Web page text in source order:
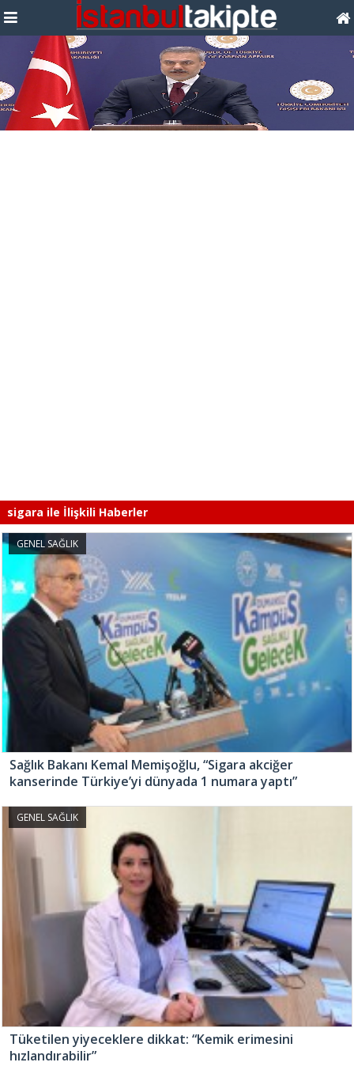
sigara ile İlişkili Haberler
GENEL SAĞLIK
Sağlık Bakanı Kemal Memişoğlu, “Sigara akciğer
kanserinde Türkiye’yi dünyada 1 numara yaptı”
GENEL SAĞLIK
Tüketilen yiyeceklere dikkat: “Kemik erimesini
hızlandırabilir”